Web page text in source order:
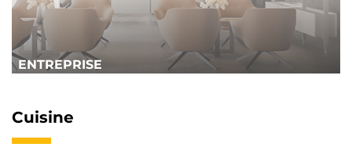
ENTREPRISE
Cuisine